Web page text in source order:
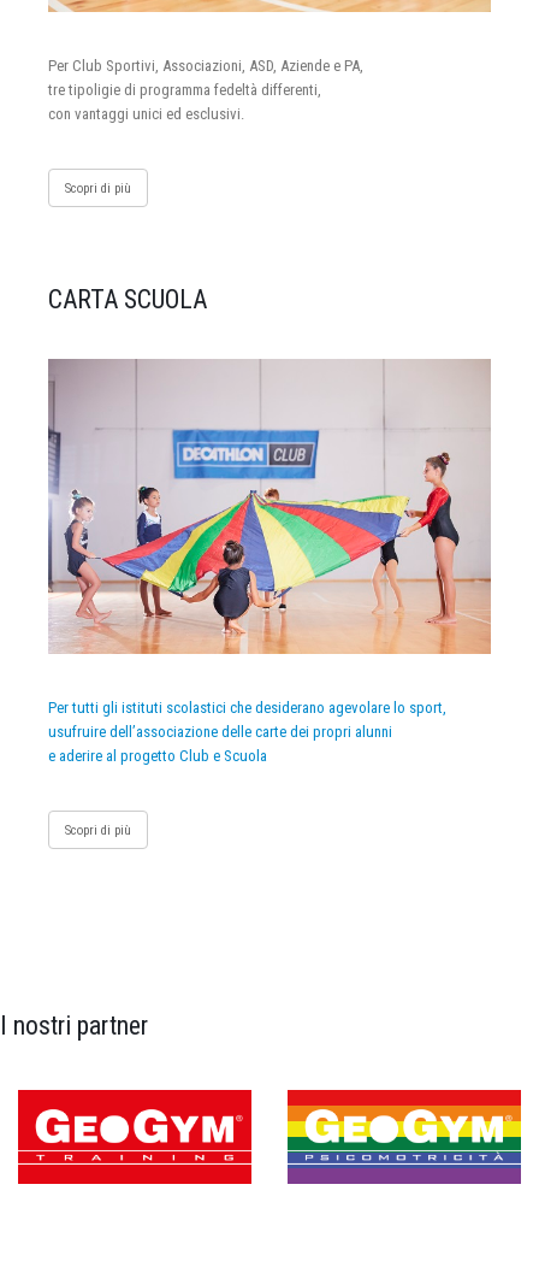
Per Club Sportivi, Associazioni, ASD, Aziende e PA,
tre tipoligie di programma fedeltà differenti,
con vantaggi unici ed esclusivi.
Scopri di più
CARTA SCUOLA
Per tutti gli istituti scolastici che desiderano agevolare lo sport,
usufruire dell’associazione delle carte dei propri alunni
e aderire al progetto Club e Scuola
Scopri di più
I nostri partner